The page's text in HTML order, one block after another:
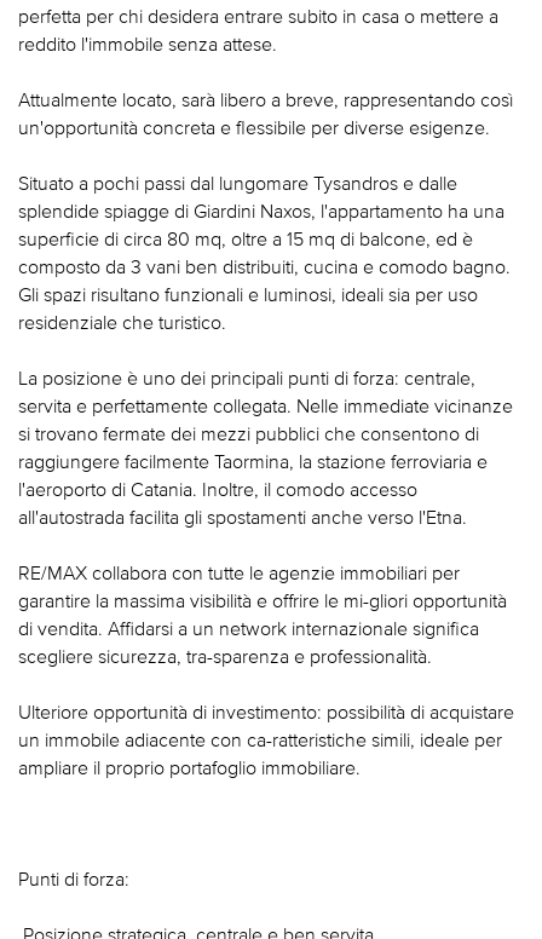
perfetta per chi desidera entrare subito in casa o mettere a
reddito l'immobile senza attese.
Attualmente locato, sarà libero a breve, rappresentando così
un'opportunità concreta e flessibile per diverse esigenze.
Situato a pochi passi dal lungomare Tysandros e dalle
splendide spiagge di Giardini Naxos, l'appartamento ha una
superficie di circa 80 mq, oltre a 15 mq di balcone, ed è
composto da 3 vani ben distribuiti, cucina e comodo bagno.
Gli spazi risultano funzionali e luminosi, ideali sia per uso
residenziale che turistico.
La posizione è uno dei principali punti di forza: centrale,
servita e perfettamente collegata. Nelle immediate vicinanze
si trovano fermate dei mezzi pubblici che consentono di
raggiungere facilmente Taormina, la stazione ferroviaria e
l'aeroporto di Catania. Inoltre, il comodo accesso
all'autostrada facilita gli spostamenti anche verso l'Etna.
RE/MAX collabora con tutte le agenzie immobiliari per
garantire la massima visibilità e offrire le mi-gliori opportunità
di vendita. Affidarsi a un network internazionale significa
scegliere sicurezza, tra-sparenza e professionalità.
Ulteriore opportunità di investimento: possibilità di acquistare
un immobile adiacente con ca-ratteristiche simili, ideale per
ampliare il proprio portafoglio immobiliare.
Punti di forza:
 Posizione strategica, centrale e ben servita